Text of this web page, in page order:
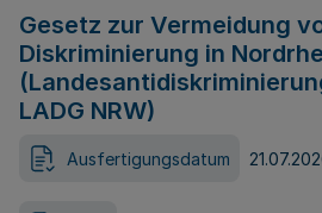
Gesetz zur Vermeidung
Diskriminierung in
LADG NRW)
Ausfertigungsdatum